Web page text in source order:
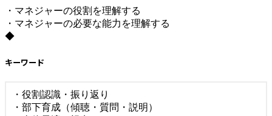
・マネジャーの役割を理解する
・マネジャーの必要な能力を理解する
◆
キーワード
・役割認識・振り返り
・部下育成（傾聴・質問・説明）